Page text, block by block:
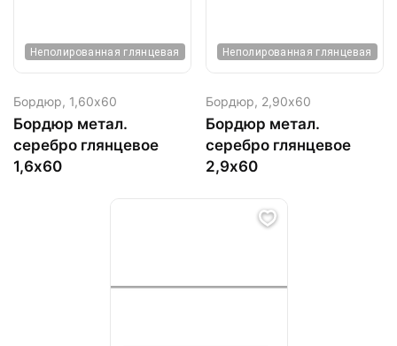
Неполированная глянцевая
Бордюр, 1,60х60
Бордюр метал.
серебро глянцевое
1,6х60
Неполированная глянцевая
Бордюр, 2,90х60
Бордюр метал.
серебро глянцевое
2,9х60